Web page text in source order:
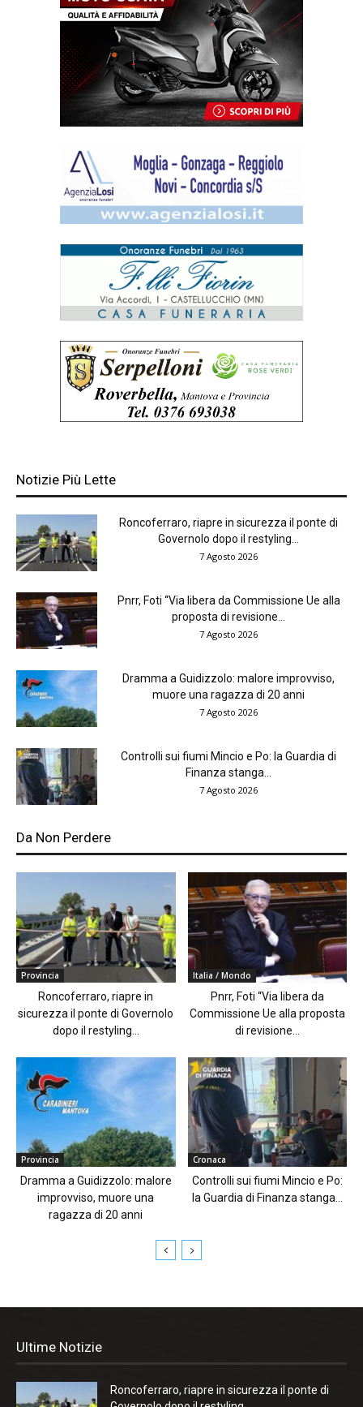
Notizie Più Lette
Roncoferraro, riapre in sicurezza il ponte di
Governolo dopo il restyling...
7 Agosto 2026
Pnrr, Foti “Via libera da Commissione Ue alla
proposta di revisione...
7 Agosto 2026
Dramma a Guidizzolo: malore improvviso,
muore una ragazza di 20 anni
7 Agosto 2026
Controlli sui fiumi Mincio e Po: la Guardia di
Finanza stanga...
7 Agosto 2026
Da Non Perdere
Provincia
Roncoferraro, riapre in
sicurezza il ponte di Governolo
dopo il restyling...
Italia / Mondo
Pnrr, Foti “Via libera da
Commissione Ue alla proposta
di revisione...
Provincia
Dramma a Guidizzolo: malore
improvviso, muore una
ragazza di 20 anni
Cronaca
Controlli sui fiumi Mincio e Po:
la Guardia di Finanza stanga...
Ultime Notizie
Roncoferraro, riapre in sicurezza il ponte di